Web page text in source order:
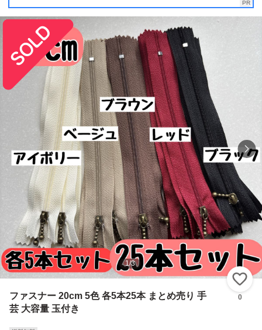
1/3
ファスナー 20cm 5色 各5本25本 まとめ売り 手
芸 大容量 玉付き
0